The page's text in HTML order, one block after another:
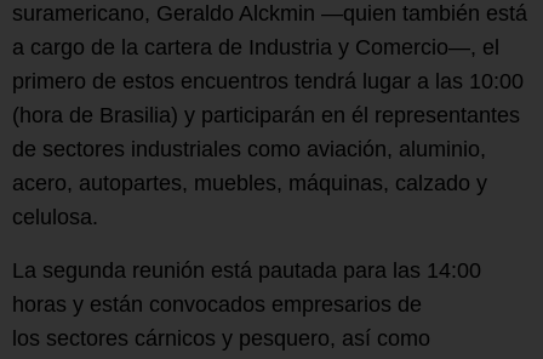
suramericano, Geraldo Alckmin —quien también está
a cargo de la cartera de Industria y Comercio—, el
primero de estos encuentros tendrá lugar a las 10:00
(hora de Brasilia) y participarán en él representantes
de sectores industriales como aviación, aluminio,
acero, autopartes, muebles, máquinas, calzado y
celulosa.
La segunda reunión está pautada para las 14:00
horas y están convocados empresarios de
los sectores cárnicos y pesquero, así como